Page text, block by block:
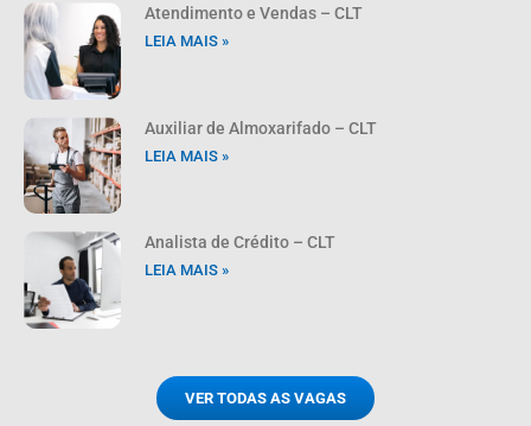
Atendimento e Vendas – CLT
LEIA MAIS »
Auxiliar de Almoxarifado – CLT
LEIA MAIS »
Analista de Crédito – CLT
LEIA MAIS »
VER TODAS AS VAGAS